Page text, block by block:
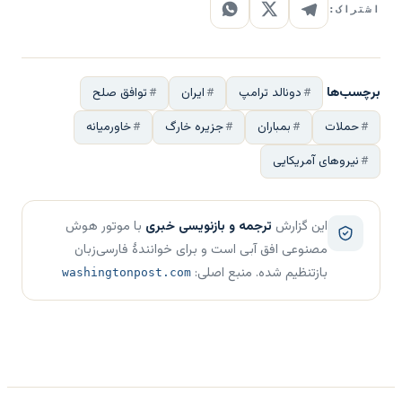
اشتراک:
برچسب‌ها دونالد ترامپ ایران
توافق صلح
حملات
بمباران جزیره خارگ
خاورمیانه
نیروهای آمریکایی
این گزارش ترجمه و بازنویسی خبری با موتور هوش
مصنوعی افق آبی است و برای خوانندهٔ فارسی‌زبان
بازتنظیم شده. منبع اصلی: washingtonpost.com